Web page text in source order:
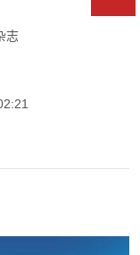
志